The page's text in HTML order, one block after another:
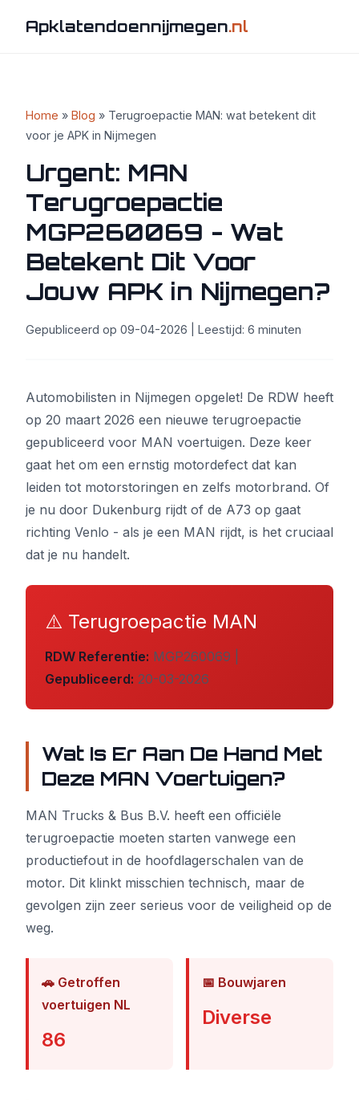
Apklatendoennijmegen.nl
Home » Blog » Terugroepactie MAN: wat betekent dit
voor je APK in Nijmegen
Urgent: MAN
Terugroepactie
MGP260069 - Wat
Betekent Dit Voor
Jouw APK in Nijmegen?
Gepubliceerd op 09-04-2026 | Leestijd: 6 minuten
Automobilisten in Nijmegen opgelet! De RDW heeft
op 20 maart 2026 een nieuwe terugroepactie
gepubliceerd voor MAN voertuigen. Deze keer
gaat het om een ernstig motordefect dat kan
leiden tot motorstoringen en zelfs motorbrand. Of
je nu door Dukenburg rijdt of de A73 op gaat
richting Venlo - als je een MAN rijdt, is het cruciaal
dat je nu handelt.
⚠️ Terugroepactie MAN
RDW Referentie: MGP260069 |
Gepubliceerd: 20-03-2026
Wat Is Er Aan De Hand Met
Deze MAN Voertuigen?
MAN Trucks & Bus B.V. heeft een officiële
terugroepactie moeten starten vanwege een
productiefout in de hoofdlagerschalen van de
motor. Dit klinkt misschien technisch, maar de
gevolgen zijn zeer serieus voor de veiligheid op de
weg.
🚗 Getroffen
voertuigen NL
86
📅 Bouwjaren
Diverse